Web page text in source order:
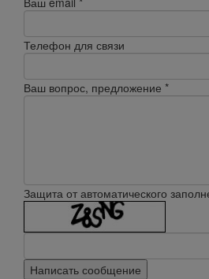
Телефон для связи
Ваш вопрос, предложение *
Защита от автоматического
Написать сообщение